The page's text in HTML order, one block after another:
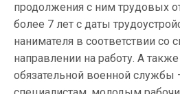
продолжения с ним трудовых
более 7 лет с даты
нанимателя в соответствии со
направлении на работу. А
обязательной военной